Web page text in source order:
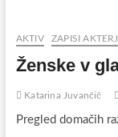
AKTIV ZAPISI
Ženske v
Katarina Juvančič
Pregled domačih